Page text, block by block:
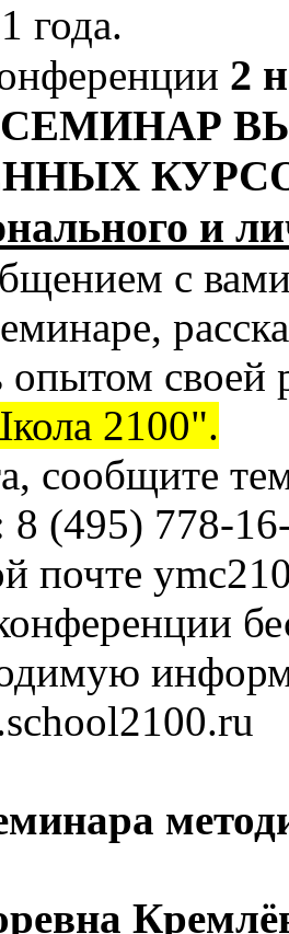
года.
2
СЕМИНАР
и
с
опытом своей
2100".
сообщите
8 (495) 778-
почте